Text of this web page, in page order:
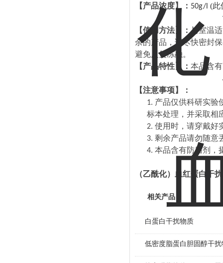
【产品浓度】： 50g/l (此
【使用方法】：与室温
余的产品，请尽快密封
避免反复冻融。
【产品特性】： 本品含
【注意事项】：
1. 产品仅供科研实验
标本处理，并采取相
2. 使用时，请穿戴好
3. 剩余产品请勿随意
4. 本品含有防腐剂，
（乙酰化）血红蛋白干
相关产品
白蛋白干扰物质
低密度脂蛋白胆固醇干扰